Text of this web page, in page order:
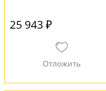
25 943 ₽